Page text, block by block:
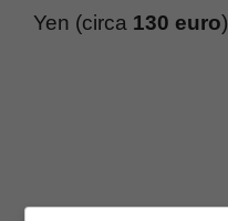
Yen (circa 130 euro)